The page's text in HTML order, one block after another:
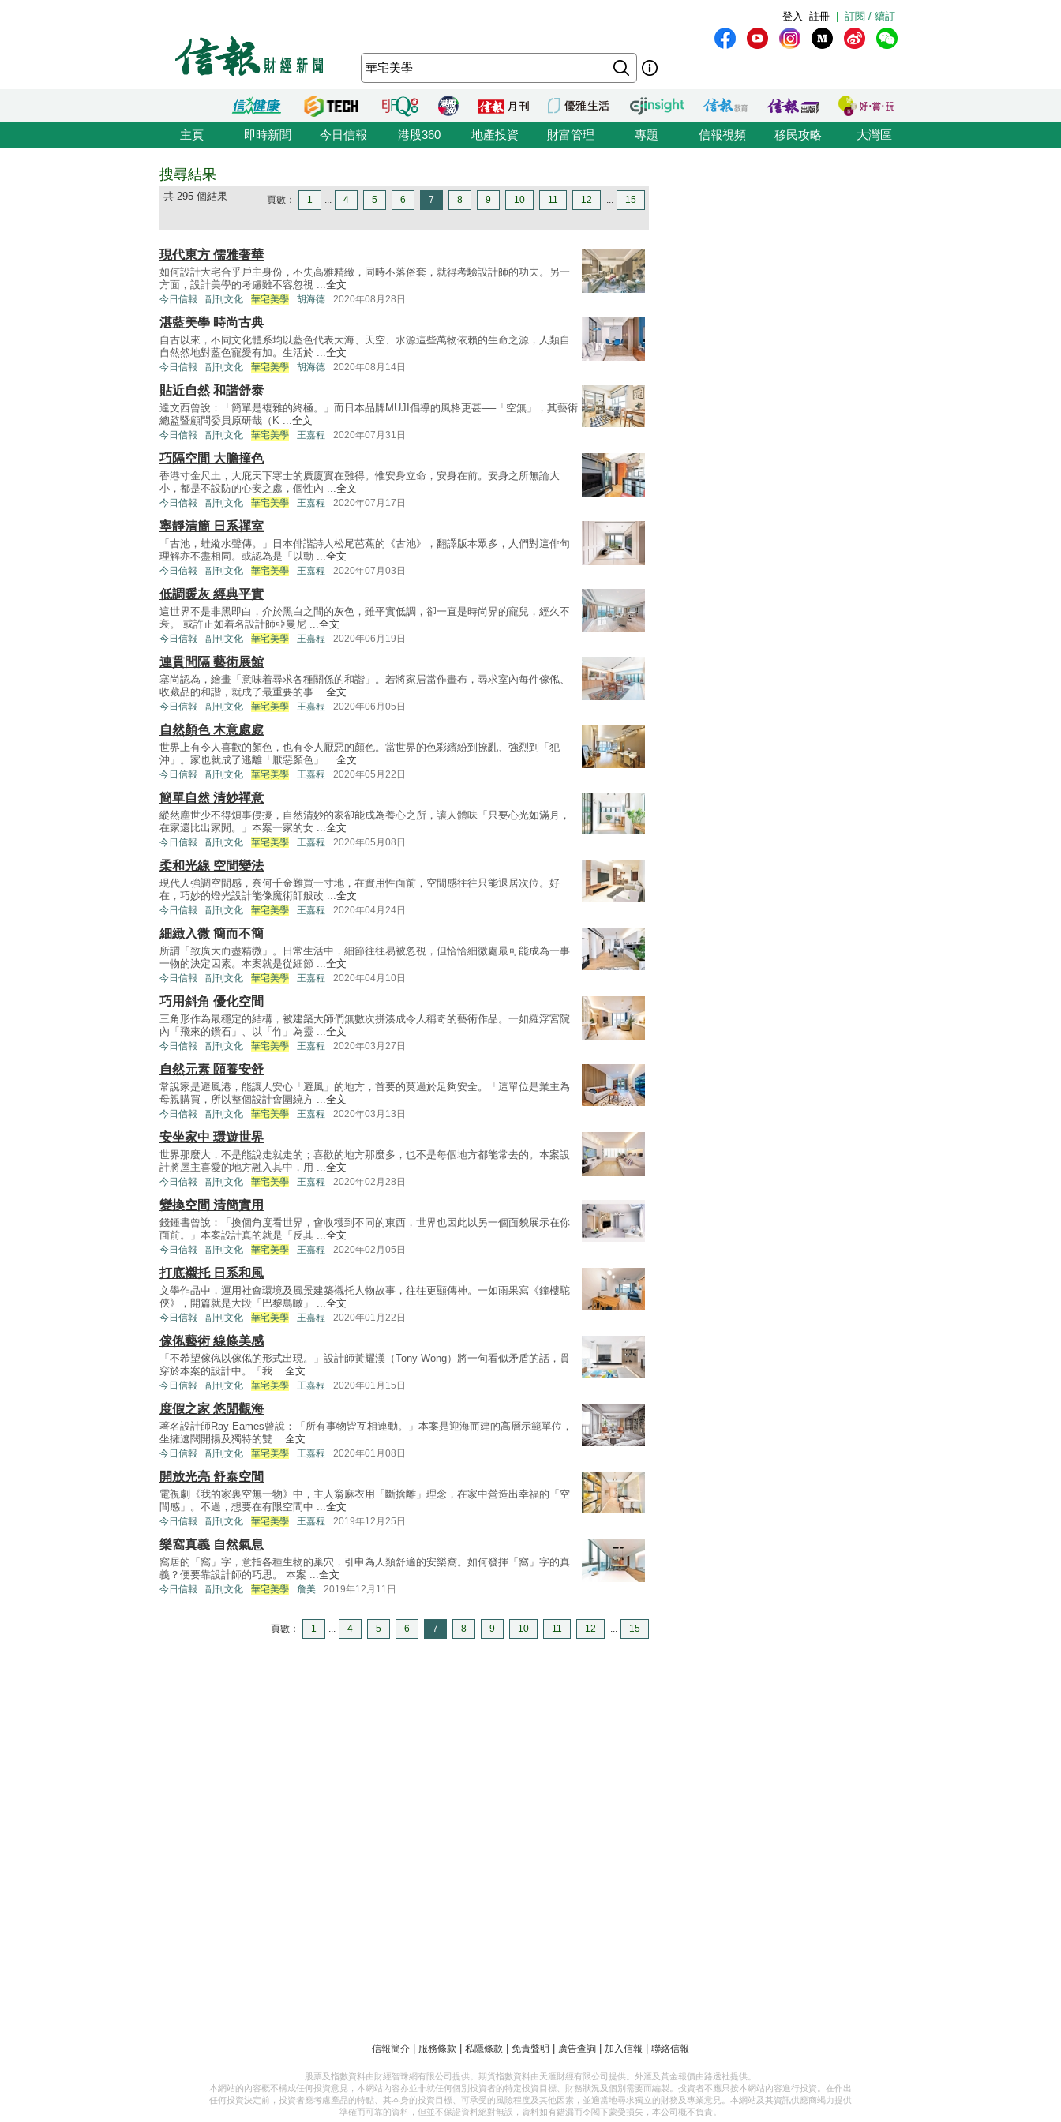
訂閱 / 續訂
註冊
登入
主頁 即時新聞 今日信報 港股360 地產投資 財富管理 專題 信報視頻 移民攻略 大灣區
搜尋結果
共 295 個結果 頁數： 1 ... 4 5 6 7 8 9 10 11 12 ... 15
現代東方 儒雅奢華
如何設計大宅合乎戶主身份，不失高雅精緻，同時不落俗套，就得考驗設計師的功夫。另一
方面，設計美學的考慮雖不容忽視 ...全文
今日信報 副刊文化 華宅美學 胡海德 2020年08月28日
湛藍美學 時尚古典
自古以來，不同文化體系均以藍色代表大海、天空、水源這些萬物依賴的生命之源，人類自
自然然地對藍色寵愛有加。生活於 ...全文
今日信報 副刊文化 華宅美學 胡海德 2020年08月14日
貼近自然 和諧舒泰
達文西曾說：「簡單是複雜的終極。」而日本品牌MUJI倡導的風格更甚──「空無」，其藝術
總監暨顧問委員原研哉（K ...全文
今日信報 副刊文化 華宅美學 王嘉程 2020年07月31日
巧隔空間 大膽撞色
香港寸金尺土，大庇天下寒士的廣廈實在難得。惟安身立命，安身在前。安身之所無論大
小，都是不設防的心安之處，個性內 ...全文
今日信報 副刊文化 華宅美學 王嘉程 2020年07月17日
寧靜清簡 日系禪室
「古池，蛙縱水聲傳。」日本俳諧詩人松尾芭蕉的《古池》，翻譯版本眾多，人們對這俳句
理解亦不盡相同。或認為是「以動 ...全文
今日信報 副刊文化 華宅美學 王嘉程 2020年07月03日
低調暖灰 經典平實
這世界不是非黑即白，介於黑白之間的灰色，雖平實低調，卻一直是時尚界的寵兒，經久不
衰。 或許正如着名設計師亞曼尼 ...全文
今日信報 副刊文化 華宅美學 王嘉程 2020年06月19日
連貫間隔 藝術展館
塞尚認為，繪畫「意味着尋求各種關係的和諧」。若將家居當作畫布，尋求室內每件傢俬、
收藏品的和諧，就成了最重要的事 ...全文
今日信報 副刊文化 華宅美學 王嘉程 2020年06月05日
自然顏色 木意處處
世界上有令人喜歡的顏色，也有令人厭惡的顏色。當世界的色彩繽紛到撩亂、強烈到「犯
沖」。家也就成了逃離「厭惡顏色」 ...全文
今日信報 副刊文化 華宅美學 王嘉程 2020年05月22日
簡單自然 清妙禪意
縱然塵世少不得煩事侵擾，自然清妙的家卻能成為養心之所，讓人體味「只要心光如滿月，
在家還比出家閒。」本案一家的女 ...全文
今日信報 副刊文化 華宅美學 王嘉程 2020年05月08日
柔和光線 空間變法
現代人強調空間感，奈何千金難買一寸地，在實用性面前，空間感往往只能退居次位。好
在，巧妙的燈光設計能像魔術師般改 ...全文
今日信報 副刊文化 華宅美學 王嘉程 2020年04月24日
細緻入微 簡而不簡
所謂「致廣大而盡精微」。日常生活中，細節往往易被忽視，但恰恰細微處最可能成為一事
一物的決定因素。本案就是從細節 ...全文
今日信報 副刊文化 華宅美學 王嘉程 2020年04月10日
巧用斜角 優化空間
三角形作為最穩定的結構，被建築大師們無數次拼湊成令人稱奇的藝術作品。一如羅浮宮院
內「飛來的鑽石」、以「竹」為靈 ...全文
今日信報 副刊文化 華宅美學 王嘉程 2020年03月27日
自然元素 頤養安舒
常說家是避風港，能讓人安心「避風」的地方，首要的莫過於足夠安全。「這單位是業主為
母親購買，所以整個設計會圍繞方 ...全文
今日信報 副刊文化 華宅美學 王嘉程 2020年03月13日
安坐家中 環遊世界
世界那麼大，不是能說走就走的；喜歡的地方那麼多，也不是每個地方都能常去的。本案設
計將屋主喜愛的地方融入其中，用 ...全文
今日信報 副刊文化 華宅美學 王嘉程 2020年02月28日
變換空間 清簡實用
錢鍾書曾說：「換個角度看世界，會收穫到不同的東西，世界也因此以另一個面貌展示在你
面前。」本案設計真的就是「反其 ...全文
今日信報 副刊文化 華宅美學 王嘉程 2020年02月05日
打底襯托 日系和風
文學作品中，運用社會環境及風景建築襯托人物故事，往往更顯傳神。一如雨果寫《鐘樓駝
俠》，開篇就是大段「巴黎鳥瞰」 ...全文
今日信報 副刊文化 華宅美學 王嘉程 2020年01月22日
傢俬藝術 線條美感
「不希望傢俬以傢俬的形式出現。」設計師黃耀漢（Tony Wong）將一句看似矛盾的話，貫
穿於本案的設計中。「我 ...全文
今日信報 副刊文化 華宅美學 王嘉程 2020年01月15日
度假之家 悠閒觀海
著名設計師Ray Eames曾說：「所有事物皆互相連動。」本案是迎海而建的高層示範單位，
坐擁遼闊開揚及獨特的雙 ...全文
今日信報 副刊文化 華宅美學 王嘉程 2020年01月08日
開放光亮 舒泰空間
電視劇《我的家裏空無一物》中，主人翁麻衣用「斷捨離」理念，在家中營造出幸福的「空
間感」。不過，想要在有限空間中 ...全文
今日信報 副刊文化 華宅美學 王嘉程 2019年12月25日
樂窩真義 自然氣息
窩居的「窩」字，意指各種生物的巢穴，引申為人類舒適的安樂窩。如何發揮「窩」字的真
義？便要靠設計師的巧思。 本案 ...全文
今日信報 副刊文化 華宅美學 詹美 2019年12月11日
頁數： 1 ... 4 5 6 7 8 9 10 11 12 ... 15
信報簡介 服務條款 私隱條款 免責聲明 廣告查詢 加入信報 聯絡信報
股票及指數資料由財經智珠網有限公司提供。期貨指數資料由天滙財經有限公司提供。外滙及黃金報價由路透社提供。
本網站的內容概不構成任何投資意見，本網站內容亦並非就任何個別投資者的特定投資目標、財務狀況及個別需要而編製。投資者不應只按本網站內容進行投資。在作出
任何投資決定前，投資者應考慮產品的特點、其本身的投資目標、可承受的風險程度及其他因素，並適當地尋求獨立的財務及專業意見。本網站及其資訊供應商竭力提供
準確而可靠的資料，但並不保證資料絕對無誤，資料如有錯漏而令閣下蒙受損失，本公司概不負責。